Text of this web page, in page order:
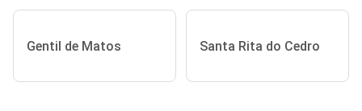
Gentil de Matos Santa Rita do Cedro